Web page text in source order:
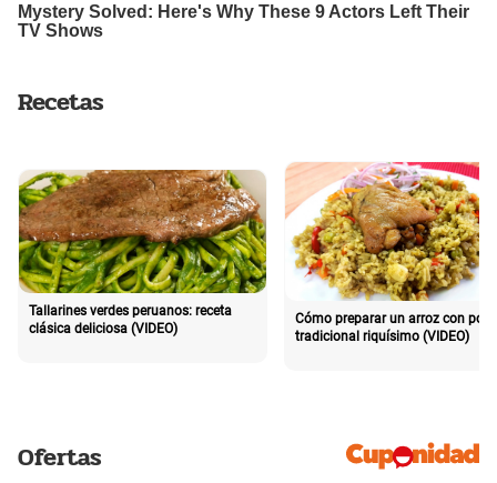
Recetas
Tallarines verdes peruanos: receta
clásica deliciosa (VIDEO)
Cómo preparar un arroz con pollo
tradicional riquísimo (VIDEO)
Ofertas